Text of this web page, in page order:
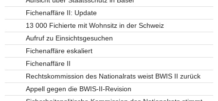
Fichenaffäre II: Update
13 000 Fichierte mit Wohnsitz in der Schweiz
Aufruf zu Einsichtsgesuchen
Fichenaffäre eskaliert
Fichenaffäre II
Rechtskommission des Nationalrats weist BWIS II zurück
Appell gegen die BWIS-II-Revision